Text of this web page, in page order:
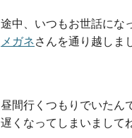
途中、いつもお世話にな
メガネさんを通り越しま
昼間行くつもりでいたん
遅くなってしまいまして